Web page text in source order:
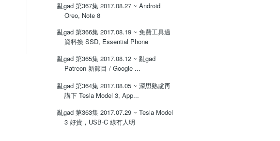
亂gad 第367集 2017.08.27 ~ Android
Oreo, Note 8
亂gad 第366集 2017.08.19 ~ 免費工具過
資料換 SSD, Essential Phone
亂gad 第365集 2017.08.12 ~ 亂gad
Patreon 新節目 / Google ...
亂gad 第364集 2017.08.05 ~ 深思熟慮再
講下 Tesla Model 3, App...
亂gad 第363集 2017.07.29 ~ Tesla Model
3 好貴，USB-C 線冇人明